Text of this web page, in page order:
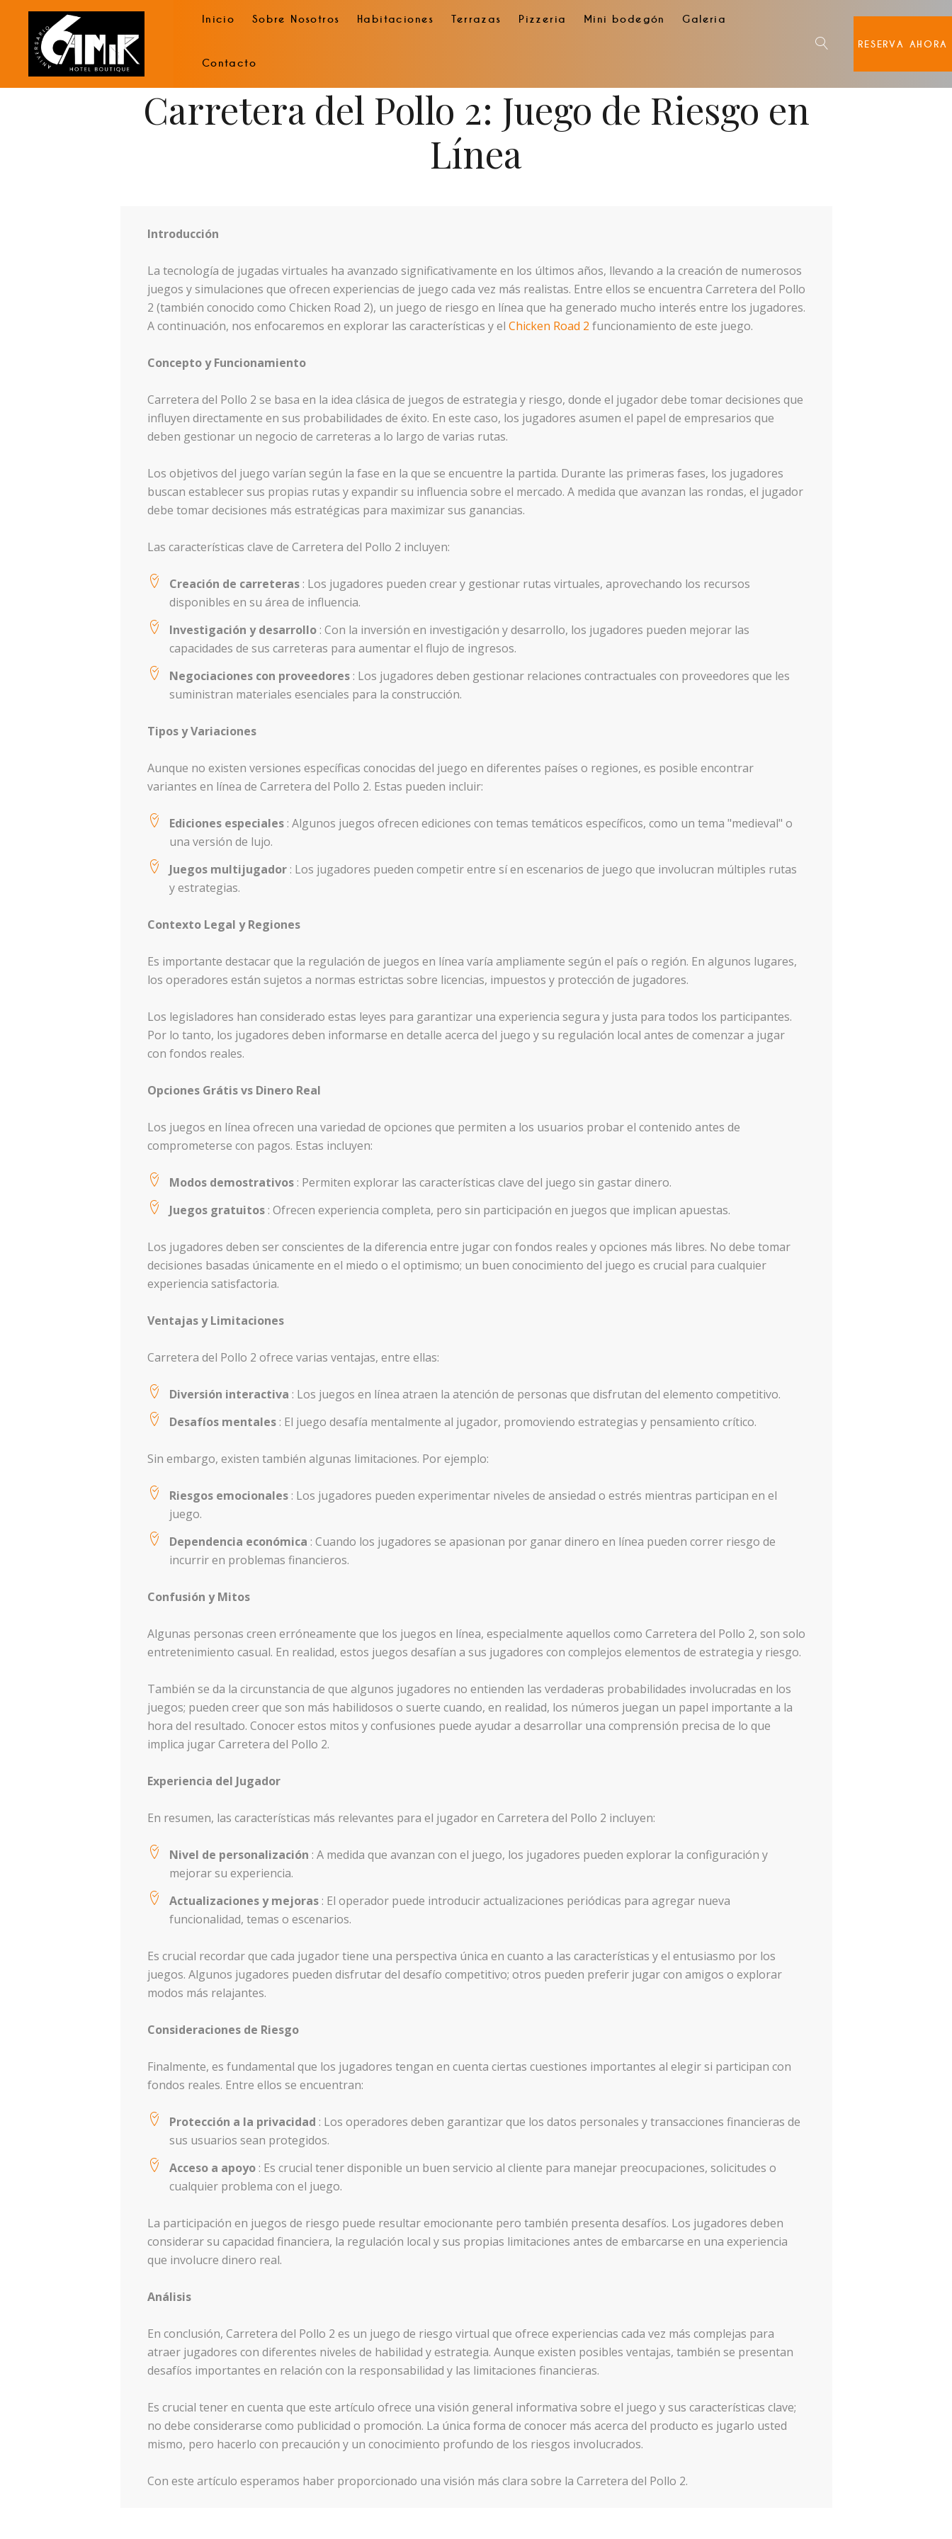
Inicio Sobre Nosotros Habitaciones Terrazas Pizzeria Mini bodegón Galeria
Contacto
RESERVA AHORA
Carretera del Pollo 2: Juego de Riesgo en
Línea
Introducción
La tecnología de jugadas virtuales ha avanzado significativamente en los últimos años, llevando a la creación de numerosos
juegos y simulaciones que ofrecen experiencias de juego cada vez más realistas. Entre ellos se encuentra Carretera del Pollo
2 (también conocido como Chicken Road 2), un juego de riesgo en línea que ha generado mucho interés entre los jugadores.
A continuación, nos enfocaremos en explorar las características y el Chicken Road 2 funcionamiento de este juego.
Concepto y Funcionamiento
Carretera del Pollo 2 se basa en la idea clásica de juegos de estrategia y riesgo, donde el jugador debe tomar decisiones que
influyen directamente en sus probabilidades de éxito. En este caso, los jugadores asumen el papel de empresarios que
deben gestionar un negocio de carreteras a lo largo de varias rutas.
Los objetivos del juego varían según la fase en la que se encuentre la partida. Durante las primeras fases, los jugadores
buscan establecer sus propias rutas y expandir su influencia sobre el mercado. A medida que avanzan las rondas, el jugador
debe tomar decisiones más estratégicas para maximizar sus ganancias.
Las características clave de Carretera del Pollo 2 incluyen:
Creación de carreteras : Los jugadores pueden crear y gestionar rutas virtuales, aprovechando los recursos
disponibles en su área de influencia.
Investigación y desarrollo : Con la inversión en investigación y desarrollo, los jugadores pueden mejorar las
capacidades de sus carreteras para aumentar el flujo de ingresos.
Negociaciones con proveedores : Los jugadores deben gestionar relaciones contractuales con proveedores que les
suministran materiales esenciales para la construcción.
Tipos y Variaciones
Aunque no existen versiones específicas conocidas del juego en diferentes países o regiones, es posible encontrar
variantes en línea de Carretera del Pollo 2. Estas pueden incluir:
Ediciones especiales : Algunos juegos ofrecen ediciones con temas temáticos específicos, como un tema "medieval" o
una versión de lujo.
Juegos multijugador : Los jugadores pueden competir entre sí en escenarios de juego que involucran múltiples rutas
y estrategias.
Contexto Legal y Regiones
Es importante destacar que la regulación de juegos en línea varía ampliamente según el país o región. En algunos lugares,
los operadores están sujetos a normas estrictas sobre licencias, impuestos y protección de jugadores.
Los legisladores han considerado estas leyes para garantizar una experiencia segura y justa para todos los participantes.
Por lo tanto, los jugadores deben informarse en detalle acerca del juego y su regulación local antes de comenzar a jugar
con fondos reales.
Opciones Grátis vs Dinero Real
Los juegos en línea ofrecen una variedad de opciones que permiten a los usuarios probar el contenido antes de
comprometerse con pagos. Estas incluyen:
Modos demostrativos : Permiten explorar las características clave del juego sin gastar dinero.
Juegos gratuitos : Ofrecen experiencia completa, pero sin participación en juegos que implican apuestas.
Los jugadores deben ser conscientes de la diferencia entre jugar con fondos reales y opciones más libres. No debe tomar
decisiones basadas únicamente en el miedo o el optimismo; un buen conocimiento del juego es crucial para cualquier
experiencia satisfactoria.
Ventajas y Limitaciones
Carretera del Pollo 2 ofrece varias ventajas, entre ellas:
Diversión interactiva : Los juegos en línea atraen la atención de personas que disfrutan del elemento competitivo.
Desafíos mentales : El juego desafía mentalmente al jugador, promoviendo estrategias y pensamiento crítico.
Sin embargo, existen también algunas limitaciones. Por ejemplo:
Riesgos emocionales : Los jugadores pueden experimentar niveles de ansiedad o estrés mientras participan en el
juego.
Dependencia económica : Cuando los jugadores se apasionan por ganar dinero en línea pueden correr riesgo de
incurrir en problemas financieros.
Confusión y Mitos
Algunas personas creen erróneamente que los juegos en línea, especialmente aquellos como Carretera del Pollo 2, son solo
entretenimiento casual. En realidad, estos juegos desafían a sus jugadores con complejos elementos de estrategia y riesgo.
También se da la circunstancia de que algunos jugadores no entienden las verdaderas probabilidades involucradas en los
juegos; pueden creer que son más habilidosos o suerte cuando, en realidad, los números juegan un papel importante a la
hora del resultado. Conocer estos mitos y confusiones puede ayudar a desarrollar una comprensión precisa de lo que
implica jugar Carretera del Pollo 2.
Experiencia del Jugador
En resumen, las características más relevantes para el jugador en Carretera del Pollo 2 incluyen:
Nivel de personalización : A medida que avanzan con el juego, los jugadores pueden explorar la configuración y
mejorar su experiencia.
Actualizaciones y mejoras : El operador puede introducir actualizaciones periódicas para agregar nueva
funcionalidad, temas o escenarios.
Es crucial recordar que cada jugador tiene una perspectiva única en cuanto a las características y el entusiasmo por los
juegos. Algunos jugadores pueden disfrutar del desafío competitivo; otros pueden preferir jugar con amigos o explorar
modos más relajantes.
Consideraciones de Riesgo
Finalmente, es fundamental que los jugadores tengan en cuenta ciertas cuestiones importantes al elegir si participan con
fondos reales. Entre ellos se encuentran:
Protección a la privacidad : Los operadores deben garantizar que los datos personales y transacciones financieras de
sus usuarios sean protegidos.
Acceso a apoyo : Es crucial tener disponible un buen servicio al cliente para manejar preocupaciones, solicitudes o
cualquier problema con el juego.
La participación en juegos de riesgo puede resultar emocionante pero también presenta desafíos. Los jugadores deben
considerar su capacidad financiera, la regulación local y sus propias limitaciones antes de embarcarse en una experiencia
que involucre dinero real.
Análisis
En conclusión, Carretera del Pollo 2 es un juego de riesgo virtual que ofrece experiencias cada vez más complejas para
atraer jugadores con diferentes niveles de habilidad y estrategia. Aunque existen posibles ventajas, también se presentan
desafíos importantes en relación con la responsabilidad y las limitaciones financieras.
Es crucial tener en cuenta que este artículo ofrece una visión general informativa sobre el juego y sus características clave;
no debe considerarse como publicidad o promoción. La única forma de conocer más acerca del producto es jugarlo usted
mismo, pero hacerlo con precaución y un conocimiento profundo de los riesgos involucrados.
Con este artículo esperamos haber proporcionado una visión más clara sobre la Carretera del Pollo 2.